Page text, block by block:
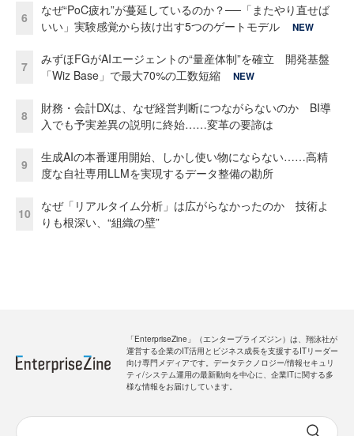
6
なぜ“PoC疲れ”が蔓延しているのか？──「またやり直せば
いい」実験感覚から抜け出す5つのゲートモデル
NEW
7
みずほFGがAIエージェントの“量産体制”を確立 開発基盤
「Wiz Base」で最大70%の工数短縮
NEW
8
財務・会計DXは、なぜ経営判断につながらないのか BI導
入でも予実差異の説明に終始……変革の要諦は
9
生成AIの本番運用開始、しかし使い物にならない……高精
度な自社専用LLMを実現するデータ整備の勘所
10
なぜ「リアルタイム分析」は広がらなかったのか 技術よ
りも根深い、“組織の壁”
「EnterpriseZine」（エンタープライズジン）は、翔泳社が
運営する企業のIT活用とビジネス成長を支援するITリーダー
向け専門メディアです。データテクノロジー/情報セキュリ
ティ/システム運用の最新動向を中心に、企業ITに関する多
様な情報をお届けしています。